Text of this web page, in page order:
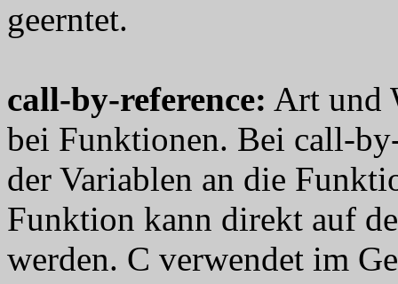
geerntet.
call-by-reference: Art und
bei Funktionen. Bei call-
der Variablen an die
Funktion kann direkt auf
werden. C verwendet im